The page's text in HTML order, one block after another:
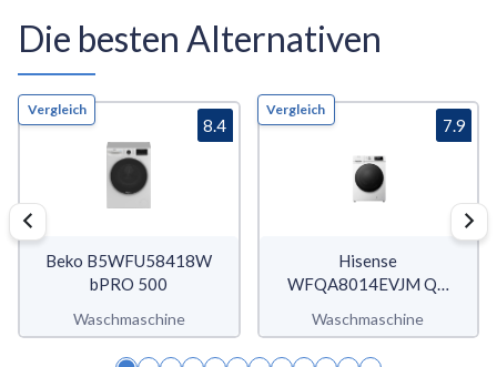
Die besten Alternativen
Vergleich
Beko B5WFU58418W
bPRO 500
Waschmaschine
8.4
Vergleich
Hisense
WFQA8014EVJM QA
Waschmaschine
7.9